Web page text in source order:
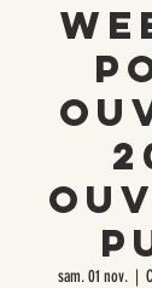
sam. 01 nov.
  |